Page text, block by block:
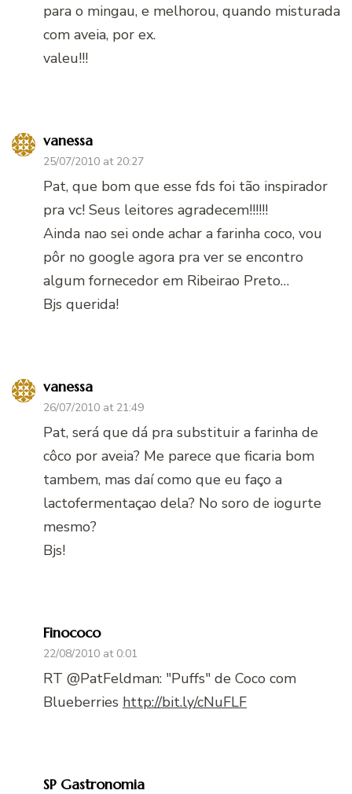
para o mingau, e melhorou, quando misturada
com aveia, por ex.
valeu!!!
vanessa
25/07/2010 at 20:27
Pat, que bom que esse fds foi tão inspirador
pra vc! Seus leitores agradecem!!!!!!
Ainda nao sei onde achar a farinha coco, vou
pôr no google agora pra ver se encontro
algum fornecedor em Ribeirao Preto…
Bjs querida!
vanessa
26/07/2010 at 21:49
Pat, será que dá pra substituir a farinha de
côco por aveia? Me parece que ficaria bom
tambem, mas daí como que eu faço a
lactofermentaçao dela? No soro de iogurte
mesmo?
Bjs!
Finococo
22/08/2010 at 0:01
RT @PatFeldman: "Puffs" de Coco com
Blueberries http://bit.ly/cNuFLF
SP Gastronomia